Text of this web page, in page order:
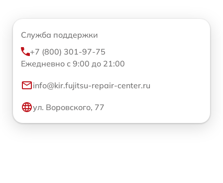
Служба поддержки
+7 (800) 301-97-75
Ежедневно с 9:00 до 21:00
info@kir.fujitsu-repair-center.ru
ул. Воровского, 77